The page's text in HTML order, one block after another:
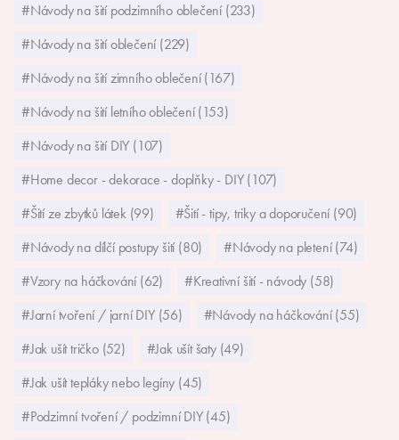
#Návody na šití podzimního oblečení (233)
#Návody na šití oblečení (229)
#Návody na šití zimního oblečení (167)
#Návody na šití letního oblečení (153)
#Návody na šití DIY (107)
#Home decor - dekorace - doplňky - DIY (107)
#Šití ze zbytků látek (99)
#Šití - tipy, triky a doporučení (90)
#Návody na dílčí postupy šití (80)
#Návody na pletení (74)
#Vzory na háčkování (62)
#Kreativní šití - návody (58)
#Jarní tvoření / jarní DIY (56)
#Návody na háčkování (55)
#Jak ušít tričko (52)
#Jak ušít šaty (49)
#Jak ušít tepláky nebo legíny (45)
#Podzimní tvoření / podzimní DIY (45)